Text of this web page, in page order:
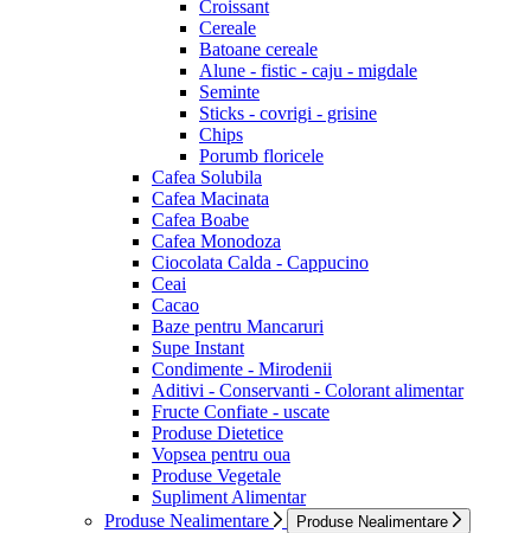
Croissant
Cereale
Batoane cereale
Alune - fistic - caju - migdale
Seminte
Sticks - covrigi - grisine
Chips
Porumb floricele
Cafea Solubila
Cafea Macinata
Cafea Boabe
Cafea Monodoza
Ciocolata Calda - Cappucino
Ceai
Cacao
Baze pentru Mancaruri
Supe Instant
Condimente - Mirodenii
Aditivi - Conservanti - Colorant alimentar
Fructe Confiate - uscate
Produse Dietetice
Vopsea pentru oua
Produse Vegetale
Supliment Alimentar
Produse Nealimentare
Produse Nealimentare